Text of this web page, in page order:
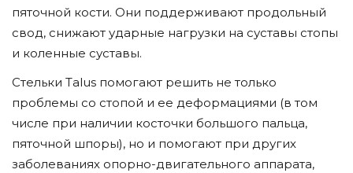
пяточной кости. Они поддерживают продольный
свод, снижают ударные нагрузки на суставы стопы
и коленные суставы.
Стельки Talus помогают решить не только
проблемы со стопой и ее деформациями (в том
числе при наличии косточки большого пальца,
пяточной шпоры), но и помогают при других
заболеваниях опорно-двигательного аппарата,